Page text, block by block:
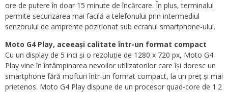
ore de putere în doar 15 minute de încărcare. În plus, terminalul
permite securizarea mai facilă a telefonului prin intermediul
senzorului de amprente poziționat sub ecranul smartphone-ului.
Moto G4 Play, aceeași calitate într-un format compact
Cu un display de 5 inci și o rezoluție de 1280 x 720 px, Moto G4
Play vine în întâmpinarea nevoilor utilizatorilor care își doresc un
smartphone fără mofturi într-un format compact, la un preț și mai
prietenos. Moto G4 Play dispune de un procesor quad-core de 1.2